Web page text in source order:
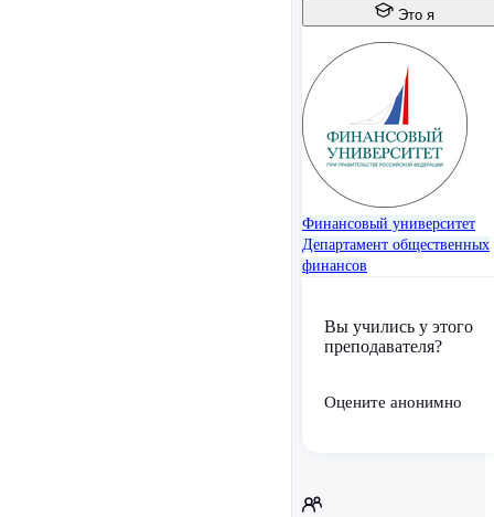
Это я
Финансовый университет
Департамент общественных
финансов
Вы учились у этого
преподавателя?
Оцените анонимно